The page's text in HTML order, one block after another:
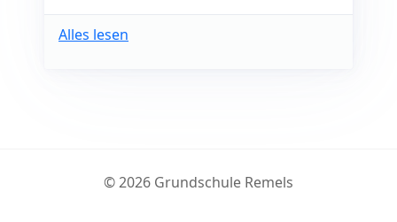
Alles lesen
© 2026 Grundschule Remels